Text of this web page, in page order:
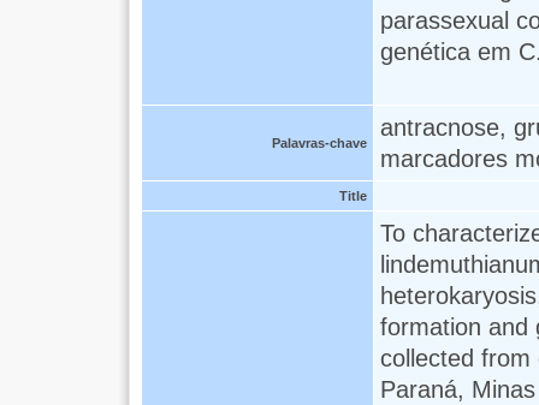
parassexual
genética em
Palavras-chave
antracnose,
marcadores
Title
To
formation and
collected from
Paraná,